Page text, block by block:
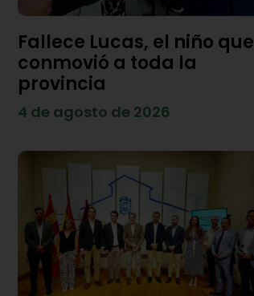
Fallece Lucas, el niño que
conmovió a toda la
provincia
4 de agosto de 2026